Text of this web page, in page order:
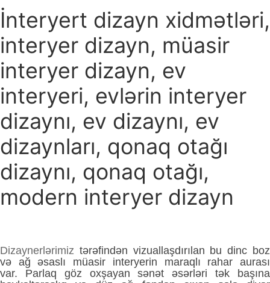
İnteryert dizayn xidmətləri,
interyer dizayn, müasir
interyer dizayn, ev
interyeri, evlərin interyer
dizaynı, ev dizaynı, ev
dizaynları, qonaq otağı
dizaynı, qonaq otağı,
modern interyer dizayn
Dizaynerlərimiz tərəfindən vizuallaşdırılan bu dinc boz
və ağ əsaslı müasir interyerin maraqlı rahar aurası
var. Parlaq göz oxşayan sənət əsərləri tək başına